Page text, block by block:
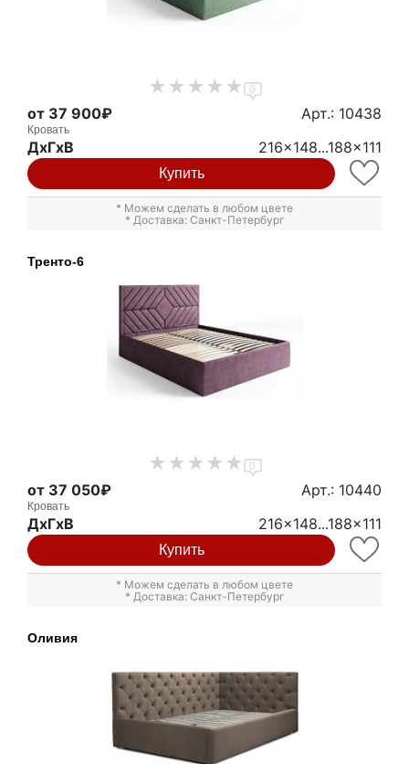
0
от 37 900₽ Арт.: 10438
Кровать
ДxГxВ 216x148...188x111
Купить
* Можем сделать в любом цвете
* Доставка: Санкт-Петербург
Тренто-6
0
от 37 050₽ Арт.: 10440
Кровать
ДxГxВ 216x148...188x111
Купить
* Можем сделать в любом цвете
* Доставка: Санкт-Петербург
Оливия